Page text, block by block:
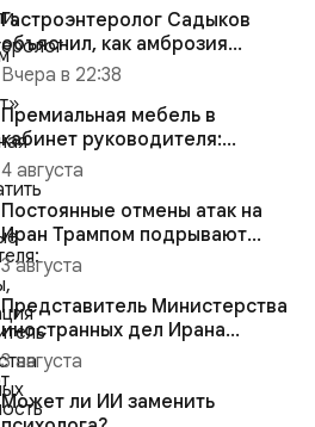
Гастроэнтеролог Садыков
объяснил, как амброзия
может влиять на ЖКТ
Вчера в 22:38
Премиальная мебель в
кабинет руководителя:
материалы, комплектация и
советы
4 августа
Постоянные отмены атак на
Иран Трампом подрывают
боеготовность Израиля
3 августа
Представитель Министерства
иностранных дел Ирана
Исмаил Багаи выступил с зая...
3 августа
Может ли ИИ заменить